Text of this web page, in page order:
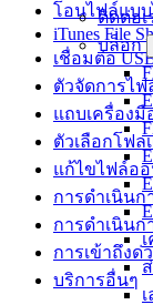
ติดต่อเ
บล็อก
โอนไฟล์แบบ
iTunes File
เชื่อมต่อ
ตัวจัดการไฟ
แถบเครื่อง
ตัวเลือกโฟล
แก้ไขไฟล์อ
การดำเนินก
การดำเนินก
การเข้าถึงด่
บริการอื่นๆ